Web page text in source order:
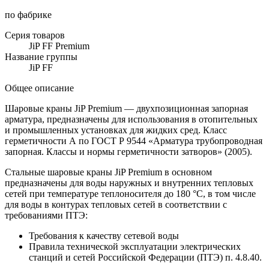
по фабрике
Серия товаров
JiP FF Premium
Название группы
JiP FF
Общее описание
Шаровые краны JiP Premium — двухпозиционная запорная
арматура, предназначены для использования в отопительных
и промышленных установках для жидких сред. Класс
герметичности А по ГОСТ Р 9544 «Арматура трубопроводная
запорная. Классы и нормы герметичности затворов» (2005).
Стальные шаровые краны JiP Premium в основном
предназначены для воды наружных и внутренних тепловых
сетей при температуре теплоносителя до 180 °С, в том числе
для воды в контурах тепловых сетей в соответствии с
требованиями ПТЭ:
Требования к качеству сетевой воды
Правила технической эксплуатации электрических
станций и сетей Российской Федерации (ПТЭ) п. 4.8.40.